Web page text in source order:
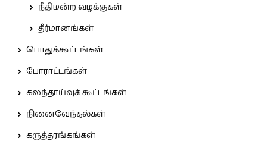
நீதிமன்ற வழக்குகள்
தீர்மானங்கள்
பொதுக்கூட்டங்கள்
போராட்டங்கள்
கலந்தாய்வுக் கூட்டங்கள்
நினைவேந்தல்கள்
கருத்தரங்கங்கள்